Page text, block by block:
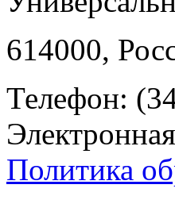
614000,
Телефон:
Политика